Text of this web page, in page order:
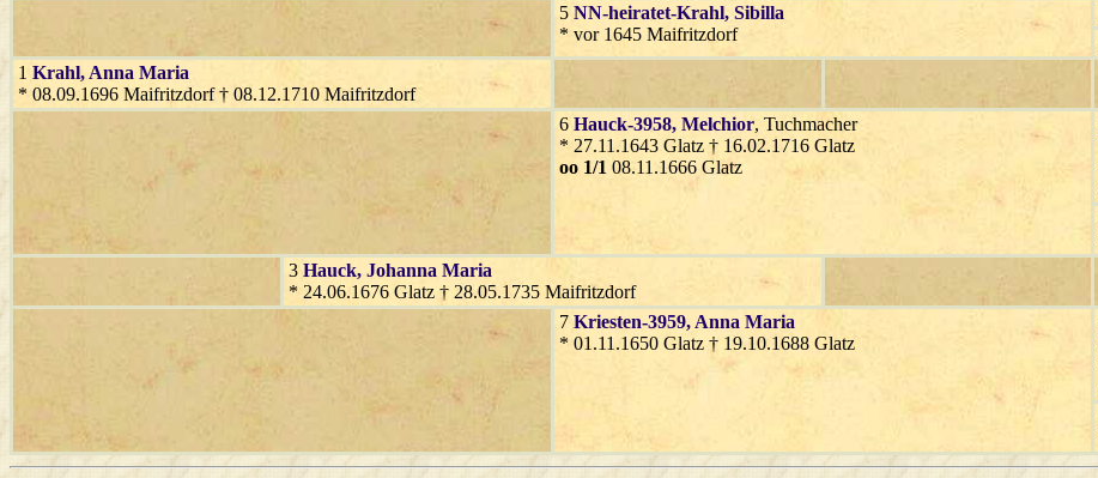
5 NN-heiratet-Krahl, Sibilla
* vor 1645 Maifritzdorf
1 Krahl, Anna Maria
* 08.09.1696 Maifritzdorf † 08.12.1710 Maifritzdorf
6 Hauck-3958, Melchior, Tuchmacher
* 27.11.1643 Glatz † 16.02.1716 Glatz
oo 1/1 08.11.1666 Glatz
3 Hauck, Johanna Maria
* 24.06.1676 Glatz † 28.05.1735 Maifritzdorf
7 Kriesten-3959, Anna Maria
* 01.11.1650 Glatz † 19.10.1688 Glatz